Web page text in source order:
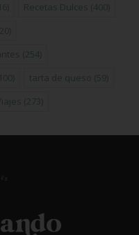
Recetas Dulces (400)
(254)
tarta de queso (59)
(273)